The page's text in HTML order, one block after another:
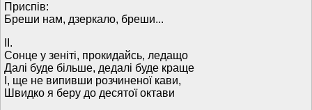
Приспів:
Бреши нам, дзеркало, бреши...
ІІ.
Сонце у зеніті, прокидайсь, ледащо
Далі буде більше, дедалі буде краще
І, ще не випивши розчиненої кави,
Швидко я беру до десятої октави